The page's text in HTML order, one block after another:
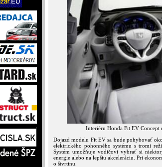
Interiéru Honda Fit EV Concept
Dojazd modelu Fit EV sa bude pohybovať
elektrického pohonného systému s tromi
Systém umožňuje vodičovi vybrať si
energie alebo na lepšiu akceleráciu. Pri
o štvrtinu.